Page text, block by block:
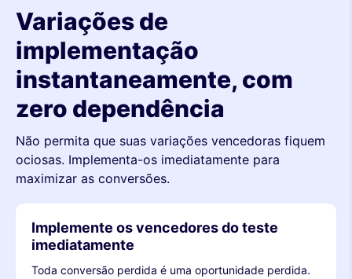
Variações de
implementação
instantaneamente, com
zero dependência
Não permita que suas variações vencedoras fiquem
ociosas. Implementa-os imediatamente para
maximizar as conversões.
Implemente os vencedores do teste
imediatamente
Toda conversão perdida é uma oportunidade perdida.